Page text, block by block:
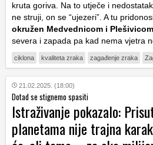
kruta goriva. Na to utječe i
ne struji, on se “ujezeri”. A tu
okružen Medvednicom i Plešivicom
severa i zapada pa kad nema vjetra
ciklona kvaliteta zraka zagađenje zraka
21.02.2025. (18:00)
Dotad se stignemo spasiti
Istraživanje pokazalo:
planetama nije trajna